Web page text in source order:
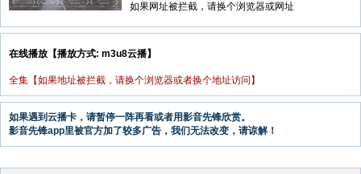
如果网址被拦截，请换个浏览器或网址
在线播放【播放方式: m3u8云播】
全集【如果地址被拦截，请换个浏览器或者换个地址访问】
如果遇到云播卡，请暂停一阵再看或者用影音先锋欣赏。
影音先锋app里被官方加了较多广告，我们无法改变，请谅解！